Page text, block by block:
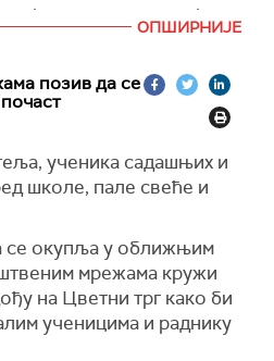
најдуже у сали имао је
повреде грудног
сат времена
негу и у овом
рекао је Ашанин
сутра бити урађена
повреде
добро, у будном су
наставница која ће
у Тиршовој оперисао тим
стању.
ОПШИРНИЈЕ
позив да се
ученика садашњих и
школе, пале свеће и
се окупља у оближњим
мрежама кружи
на Цветни трг како би
ученицима и раднику